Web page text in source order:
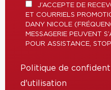
J’ACCEPTE DE
ET COURRIELS
DANY NICOLE
MESSAGERIE PEUVENT
POUR ASSISTANCE,
Politique de
d'utilisation